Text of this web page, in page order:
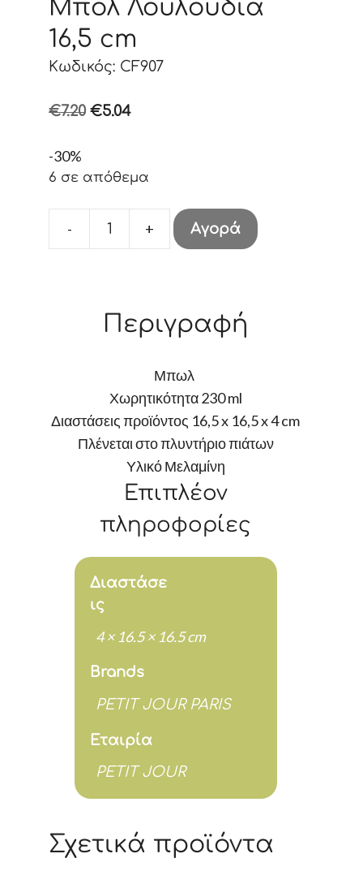
Μπολ Λουλούδια
16,5 cm
Κωδικός: CF907
€7.20 Original
€7.20.
€5.04Η
είναι:
-30%
6 σε απόθεμα
-
Μπολ
ποσότητα
+ Αγορά
Περιγραφή
Μπωλ
Χωρητικότητα 230 ml
Διαστάσεις προϊόντος 16,5 x 16,5 x 4 cm
Πλένεται στο πλυντήριο πιάτων
Υλικό Μελαμίνη
Επιπλέον
πληροφορίες
Διαστάσε
ις
4 × 16.5 × 16.5 cm
Brands
PETIT JOUR PARIS
Εταιρία
PETIT JOUR
Σχετικά προϊόντα